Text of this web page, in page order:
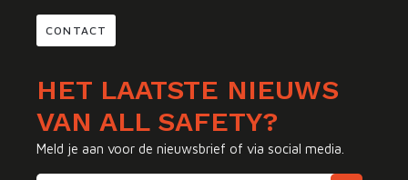
CONTACT
HET LAATSTE NIEUWS
VAN ALL SAFETY?
Meld je aan voor de nieuwsbrief of via social media.